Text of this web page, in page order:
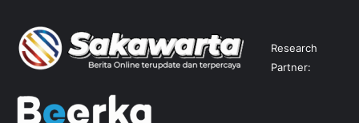
Research
Partner: